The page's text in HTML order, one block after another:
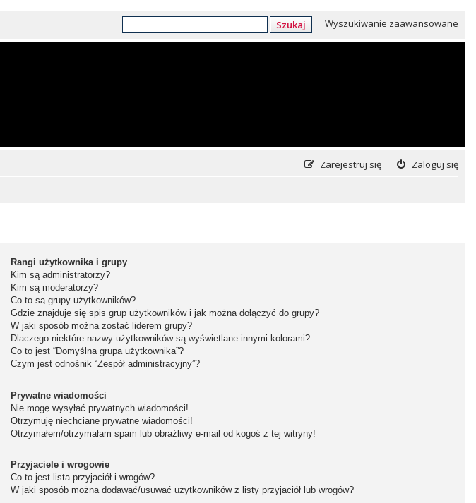
Szukaj Wyszukiwanie zaawansowane
Zaloguj się
Zarejestruj się
Rangi użytkownika i grupy
Kim są administratorzy?
Kim są moderatorzy?
Co to są grupy użytkowników?
Gdzie znajduje się spis grup użytkowników i jak można dołączyć do grupy?
W jaki sposób można zostać liderem grupy?
Dlaczego niektóre nazwy użytkowników są wyświetlane innymi kolorami?
Co to jest “Domyślna grupa użytkownika”?
Czym jest odnośnik “Zespół administracyjny”?
Prywatne wiadomości
Nie mogę wysyłać prywatnych wiadomości!
Otrzymuję niechciane prywatne wiadomości!
Otrzymałem/otrzymałam spam lub obraźliwy e-mail od kogoś z tej witryny!
Przyjaciele i wrogowie
Co to jest lista przyjaciół i wrogów?
W jaki sposób można dodawać/usuwać użytkowników z listy przyjaciół lub wrogów?